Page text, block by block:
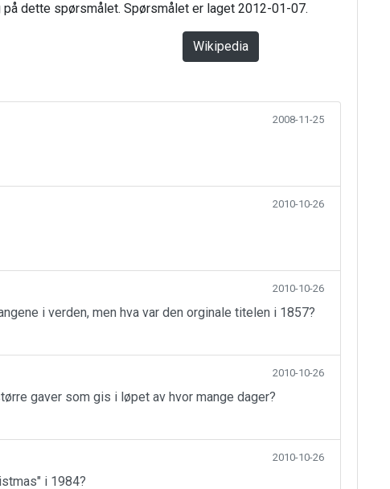
dette spørsmålet. Spørsmålet er laget 2012-01-07.
Wikipedia
2008-11-25
2010-10-26
2010-10-26
i verden, men hva var den orginale titelen i 1857?
2010-10-26
gaver som gis i løpet av hvor mange dager?
2010-10-26
i 1984?